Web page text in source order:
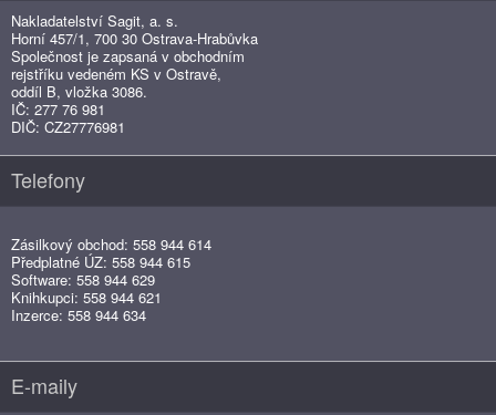
Nakladatelství Sagit, a. s.
Horní 457/1, 700 30 Ostrava-Hrabůvka
Společnost je zapsaná v obchodním
rejstříku vedeném KS v Ostravě,
oddíl B, vložka 3086.
IČ: 277 76 981
DIČ: CZ27776981
Telefony
Zásilkový obchod: 558 944 614
Předplatné ÚZ: 558 944 615
Software: 558 944 629
Knihkupci: 558 944 621
Inzerce: 558 944 634
E-maily